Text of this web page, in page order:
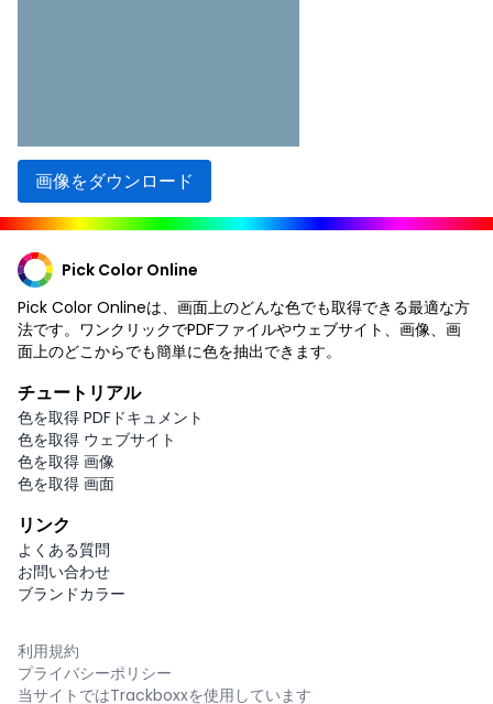
画像をダウンロード
Pick Color Online
Pick Color Onlineは、画面上のどんな色でも取得できる最適な方
法です。ワンクリックでPDFファイルやウェブサイト、画像、画
面上のどこからでも簡単に色を抽出できます。
チュートリアル
色を取得 PDFドキュメント
色を取得 ウェブサイト
色を取得 画像
色を取得 画面
リンク
よくある質問
お問い合わせ
ブランドカラー
利用規約
プライバシーポリシー
当サイトではTrackboxxを使用しています